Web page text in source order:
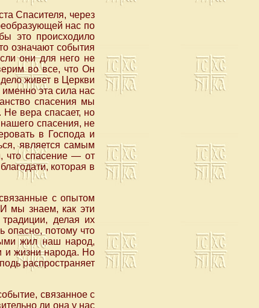
Спасителя, через
нас по
это происходило
означают события
они для него не
во все, что Он
живет в Церкви
эта сила нас
спасения мы
вера спасает, но
спасения, не
в Господа и
является самым
что спасение — от
которая в
с опытом
И мы знаем, как эти
делая их
опасно, потому что
жил наш народ,
и жизни народа. Но
распространяет
связанное с
ли она у нас